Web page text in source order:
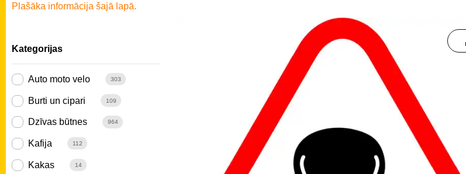
Plašāka informācija šajā lapā.
Kategorijas
Auto moto velo 303
Burti un cipari 109
Dzīvas būtnes 964
Kafija 112
Kakas 14